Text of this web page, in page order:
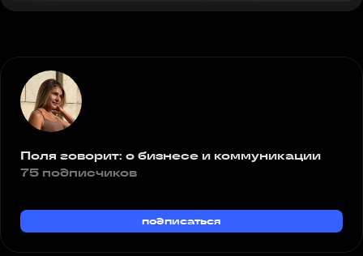
Поля говорит: о бизнесе и коммуникации
75 подписчиков
подписаться